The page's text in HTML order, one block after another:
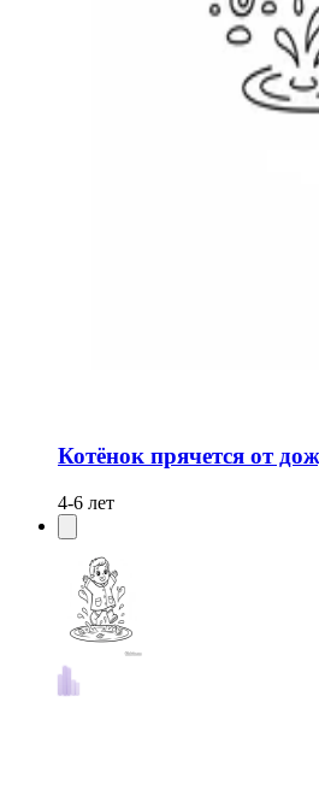
Котёнок прячется от
4-6 лет